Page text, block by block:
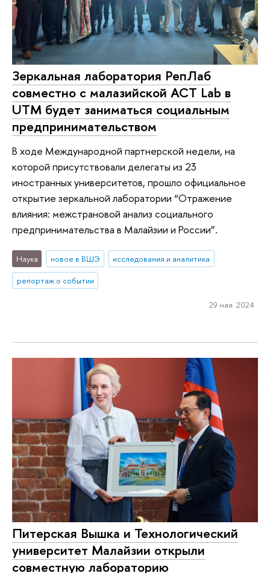
Зеркальная лаборатория РепЛаб
совместно с малазийской ACT Lab в
UTM будет заниматься социальным
предпринимательством
В ходе Международной партнерской недели, на
которой присутствовали делегаты из 23
иностранных университетов, прошло официальное
открытие зеркальной лаборатории “Отражение
влияния: межстрановой анализ социального
предпринимательства в Малайзии и России”.
Наука новое в ВШЭ
исследования и аналитика
репортаж о событии
29 мая 2024
Питерская Вышка и Технологический
университет Малайзии открыли
совместную лабораторию